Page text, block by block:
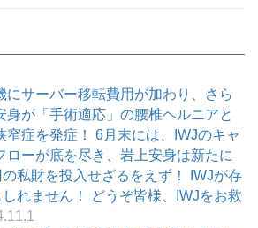
にサーバー移転費用が加わり、さら
身が「手術適応」の腰椎ヘルニアと
窄症を発症！ 6月末には、IWJのキャ
ローが底を尽き、岩上安身は新たに
私財を投入せざるをえず！ IWJが存
れません！ どうぞ皆様、IWJをお救